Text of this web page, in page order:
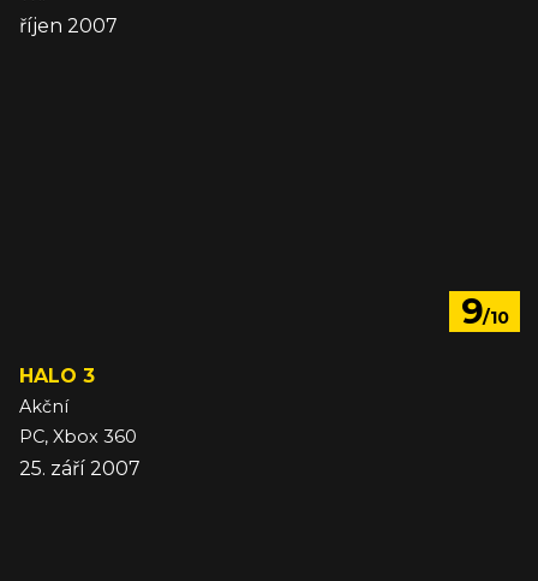
říjen 2007
9/10
HALO 3
Akční
PC, Xbox 360
25. září 2007